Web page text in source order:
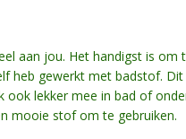
aan jou. Het handigst is
heb gewerkt met badstof.
ook lekker mee in bad of
mooie stof om te gebruiken.